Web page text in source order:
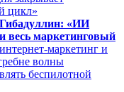
«ИИ
весь маркетинговый
маркетинг и
волны